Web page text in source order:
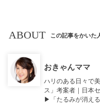
ABOUT この記事をかいた
おきゃんママ
ハリのある日々で
ス」考案者｜日本
▶︎「 たるみが消え